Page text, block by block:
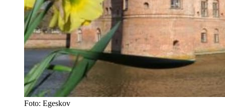
Foto: Egeskov